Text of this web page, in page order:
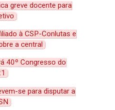
greve docente para
à CSP-Conlutas e
a central
40º Congresso do
se para disputar a